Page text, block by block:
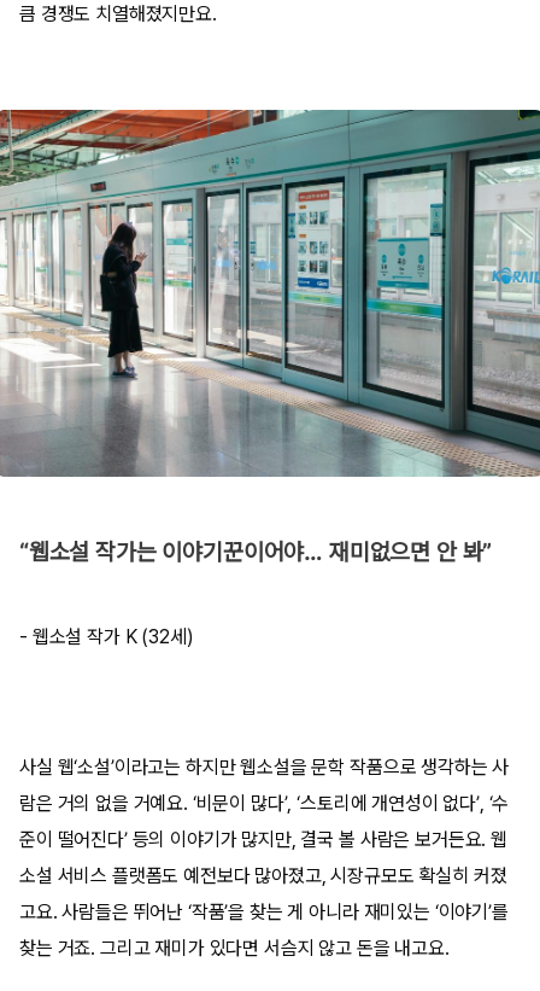
큼 경쟁도 치열해졌지만요.
“웹소설 작가는 이야기꾼이어야… 재미없으면 안 봐”
- 웹소설 작가 K (32세)
사실 웹‘소설’이라고는 하지만 웹소설을 문학 작품으로 생각하는 사
람은 거의 없을 거예요. ‘비문이 많다’, ‘스토리에 개연성이 없다’, ‘수
준이 떨어진다’ 등의 이야기가 많지만, 결국 볼 사람은 보거든요. 웹
소설 서비스 플랫폼도 예전보다 많아졌고, 시장규모도 확실히 커졌
고요. 사람들은 뛰어난 ‘작품’을 찾는 게 아니라 재미있는 ‘이야기’를
찾는 거죠. 그리고 재미가 있다면 서슴지 않고 돈을 내고요.